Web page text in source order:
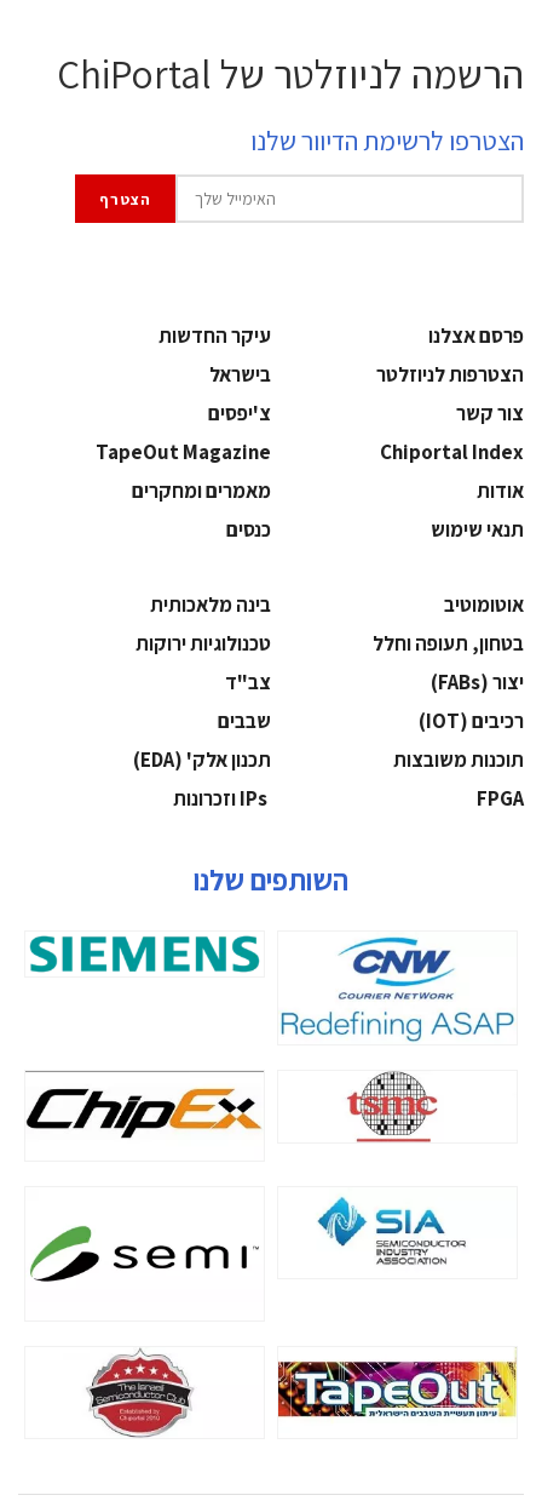
הרשמה לניוזלטר של ChiPortal
הצטרפו לרשימת הדיוור שלנו
פרסם אצלנו
עיקר החדשות
הצטרפות לניוזלטר
בישראל
צור קשר
צ'יפסים
Chiportal Index
TapeOut Magazine
אודות
מאמרים ומחקרים
תנאי שימוש
כנסים
אוטומוטיב
בינה מלאכותית
בטחון, תעופה וחלל
‫טכנולוגיות ירוקות‬
‫יצור (‪(FABs‬‬
‫צב"ד‬
‫רכיבים‬ (IOT)
‫שבבים‬
‫תוכנות משובצות‬
‫תכנון אלק' (‪(EDA‬‬
‫‪FPGA‬‬
השותפים שלנו